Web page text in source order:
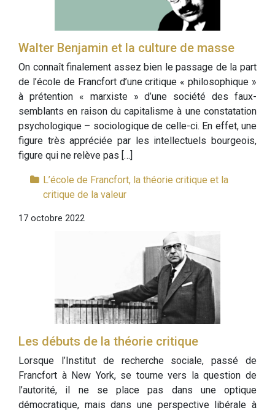
Walter Benjamin et la culture de masse
On connaît finalement assez bien le passage de la part
de l’école de Francfort d’une critique « philosophique »
à prétention « marxiste » d’une société des faux-
semblants en raison du capitalisme à une constatation
psychologique – sociologique de celle-ci. En effet, une
figure très appréciée par les intellectuels bourgeois,
figure qui ne relève pas […]
L’école de Francfort, la théorie critique et la
critique de la valeur
17 octobre 2022
Les débuts de la théorie critique
Lorsque l’Institut de recherche sociale, passé de
Francfort à New York, se tourne vers la question de
l’autorité, il ne se place pas dans une optique
démocratique, mais dans une perspective libérale à